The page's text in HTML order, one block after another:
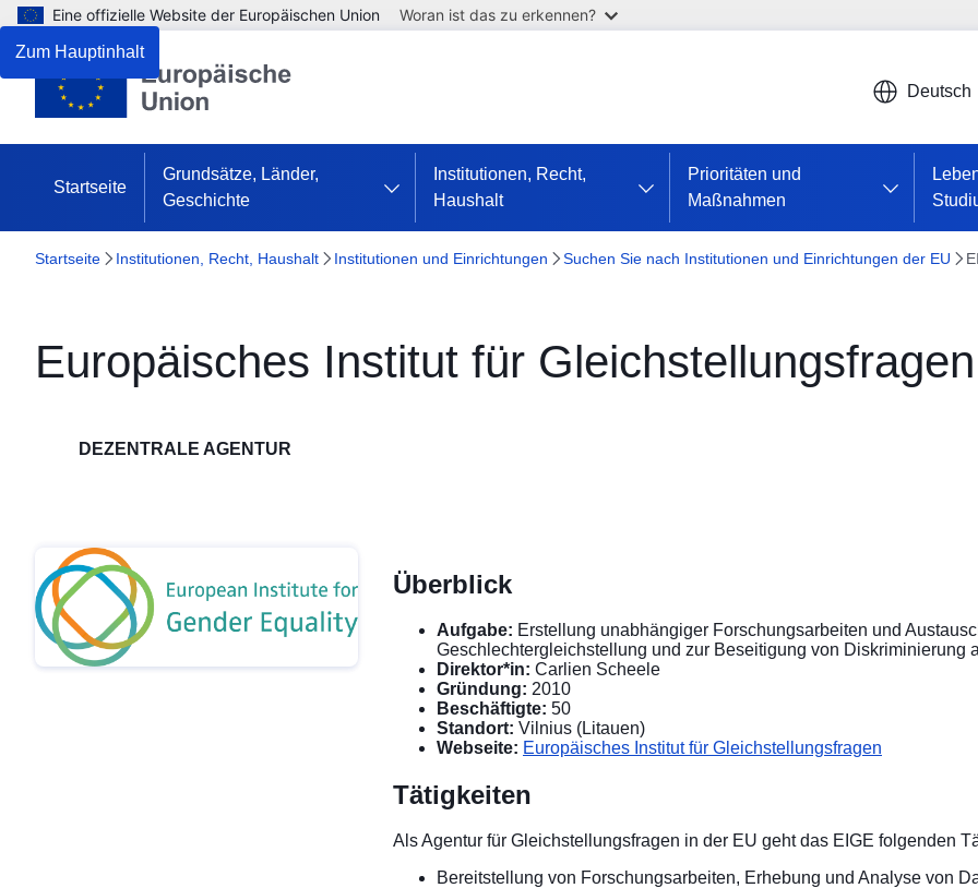
Zum Hauptinhalt
Eine offizielle Website der Europäischen Union Woran ist das zu erkennen?
Deutsch
Startseite
Grundsätze, Länder,
Geschichte
Institutionen, Recht,
Haushalt
Prioritäten und
Maßnahmen
Startseite Institutionen, Recht, Haushalt Institutionen und Einrichtungen Suchen Sie nach Institutionen und Einrichtungen der EU
Europäisches Institut für
DEZENTRALE AGENTUR
Überblick
Aufgabe: Erstellung unabhängiger Forschungsarbeiten und
Geschlechtergleichstellung und zur Beseitigung von Diskriminierung
Direktor*in: Carlien Scheele
Gründung: 2010
Beschäftigte: 50
Standort: Vilnius (Litauen)
Webseite: Europäisches Institut für Gleichstellungsfragen
Tätigkeiten
Als Agentur für Gleichstellungsfragen in der EU geht das EIGE folgenden
Bereitstellung von Forschungsarbeiten, Erhebung und Analyse von